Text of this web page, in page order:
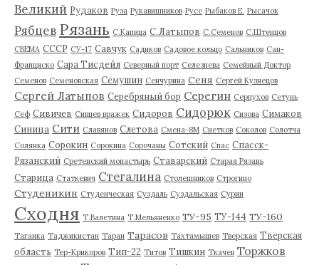
Великий Рудаков Руза Рукавишников Русе Рыбаков Е. Рысачок
Рябцев Рязань С.Капица С.Латыпов С.Семенов С.Штенцов
СВЕМА СССР СУ-17 Савчук Садиков Садовое кольцо Сальников Сан-
Франциско Сара Тисдейл Северный порт Селезнева Семейный Доктор
Семенов Семеновская Семушин Сенчурина Сеня Сергей Кузнецов
Сергей Латыпов Серебряный бор Серегин Серпухов Сетунь
Сеф Сивичев Сивцев вражек Сидоров Сидорюк Сизова Симаков
Синица Сити Славянов Слетова Смена-8М Снетков Соколов Солотча
Солянка Сорокин Сорокина Сорочаны Сотский Спас Спасск-
Рязанский Сретенский монастырь Ставарский Старая Рязань
Старица Статкевич Стегалина Столешников Строгино
Студеникин Студенческая Суздаль Суздальская Сурин
Сходня Т.Валетина Т.Мельяненко ТУ-95 ТУ-144 ТУ-160
Таганка Таджикистан Таран Тарасов Тахтамышев Тверская Тверская
область Тер-Крикоров Тип-22 Титов Тишкин Ткачев Торжков